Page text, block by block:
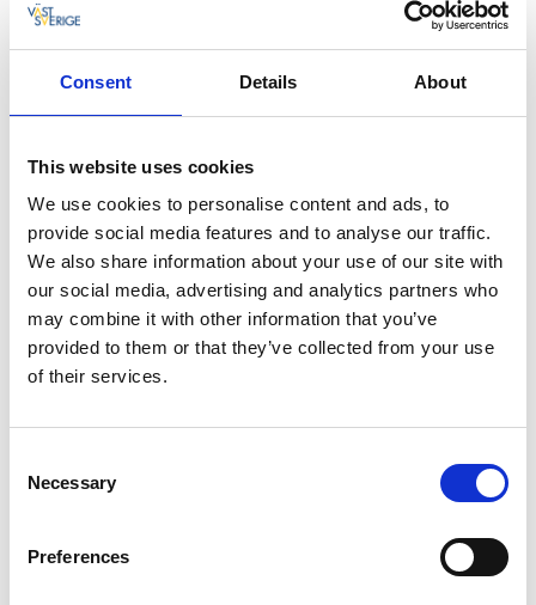
Consent Details About
This website uses cookies
We use cookies to personalise content and ads, to
provide social media features and to analyse our traffic.
We also share information about your use of our site with
our social media, advertising and analytics partners who
may combine it with other information that you’ve
provided to them or that they’ve collected from your use
of their services.
Selection
Necessary
Preferences
Lokaler
I ett fantastiskt skogslandskap eller med utsikt över
den vackra skärgården? I Tanum finns festlokaler som
passar de flesta.
Läs mer